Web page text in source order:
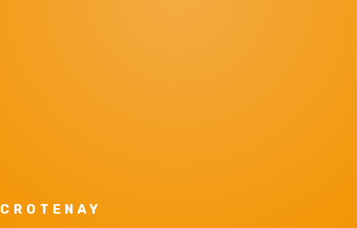
CROTENAY